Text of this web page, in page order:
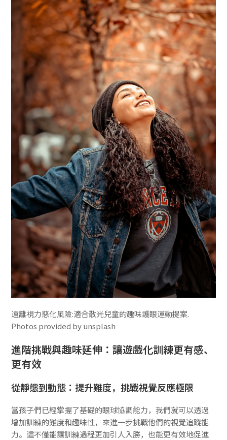
遠離視力惡化風險:適合散光兒童的趣味護眼運動提案.
Photos provided by unsplash
進階挑戰與趣味延伸：讓遊戲化訓練更有感、
更有效
從靜態到動態：提升難度，挑戰視覺反應極限
當孩子們已經掌握了基礎的眼球協調能力，我們就可以透過
增加訓練的難度和趣味性，來進一步挑戰他們的視覺追蹤能
力。這不僅能讓訓練過程更加引人入勝，也能更有效地促進